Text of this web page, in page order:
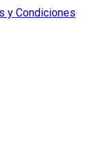
y Condiciones